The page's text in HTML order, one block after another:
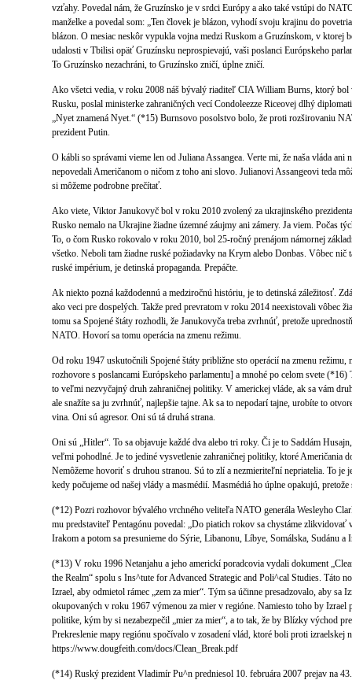
vzťahy. Povedal nám, že Gruzínsko je v srdci Európy a ako také vstúpi do
manželke a povedal som: „Ten človek je blázon, vyhodí svoju krajinu do
blázon. O mesiac neskôr vypukla vojna medzi Ruskom a Gruzínskom, v ktorej
udalosti v Tbilisi opäť Gruzínsku neprospievajú, vaši poslanci Európskeho
To Gruzínsko nezachráni, to Gruzínsko zničí, úplne zničí.
Ako všetci vedia, v roku 2008 náš bývalý riaditeľ CIA William Burns, ktorý bol
Rusku, poslal ministerke zahraničných vecí Condoleezze Riceovej dlhý
„Nyet znamená Nyet.“ (*15) Burnsovo posolstvo bolo, že proti rozširovaniu
prezident Putin.
O kábli so správami vieme len od Juliana Assangea. Verte mi, že naša vláda ani
nepovedali Američanom o ničom z toho ani slovo. Julianovi Assangeovi teda
si môžeme podrobne prečítať.
Ako viete, Viktor Janukovyč bol v roku 2010 zvolený za ukrajinského
Rusko nemalo na Ukrajine žiadne územné záujmy ani zámery. Ja viem. Počas
To, o čom Rusko rokovalo v roku 2010, bol 25-ročný prenájom námornej
všetko. Neboli tam žiadne ruské požiadavky na Krym alebo Donbas. Vôbec nič
ruské impérium, je detinská propaganda. Prepáčte.
Ak niekto pozná každodennú a medziročnú históriu, je to detinská záležitosť.
ako veci pre dospelých. Takže pred prevratom v roku 2014 neexistovali vôbec
tomu sa Spojené štáty rozhodli, že Janukovyča treba zvrhnúť, pretože
NATO. Hovorí sa tomu operácia na zmenu režimu.
Od roku 1947 uskutočnili Spojené štáty približne sto operácií na zmenu režimu,
rozhovore s poslancami Európskeho parlamentu] a mnohé po celom svete
to veľmi nezvyčajný druh zahraničnej politiky. V americkej vláde, ak sa vám
ale snažíte sa ju zvrhnúť, najlepšie tajne. Ak sa to nepodarí tajne, urobíte to
vina. Oni sú agresor. Oni sú tá druhá strana.
Oni sú „Hitler“. To sa objavuje každé dva alebo tri roky. Či je to Saddám
veľmi pohodlné. Je to jediné vysvetlenie zahraničnej politiky, ktoré Američania
Nemôžeme hovoriť s druhou stranou. Sú to zlí a nezmieriteľní nepriatelia. To je
kedy počujeme od našej vlády a masmédií. Masmédiá ho úplne opakujú,
(*12) Pozri rozhovor bývalého vrchného veliteľa NATO generála Wesleyho
mu predstaviteľ Pentagónu povedal: „Do piatich rokov sa chystáme zlikvidovať
Irakom a potom sa presunieme do Sýrie, Libanonu, Líbye, Somálska, Sudánu a
(*13) V roku 1996 Netanjahu a jeho americkí poradcovia vydali dokument
the Realm“ spolu s Ins^tute for Advanced Strategic and Poli^cal Studies. Táto
Izrael, aby odmietol rámec „zem za mier“. Tým sa účinne presadzovalo, aby sa
okupovaných v roku 1967 výmenou za mier v regióne. Namiesto toho by Izrael
politike, kým by si nezabezpečil „mier za mier“, a to tak, že by Blízky východ
Prekreslenie mapy regiónu spočívalo v zosadení vlád, ktoré boli proti izraelskej
https://www.dougfeith.com/docs/Clean_Break.pdf
(*14) Ruský prezident Vladimír Pu^n predniesol 10. februára 2007 prejav na